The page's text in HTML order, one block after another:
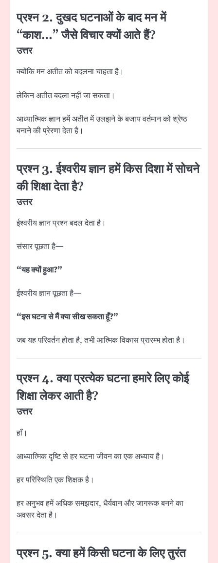
प्रश्न 2. दुखद घटनाओं के बाद मन में
“काश…” जैसे विचार क्यों आते हैं?
उत्तर
क्योंकि मन अतीत को बदलना चाहता है।
लेकिन अतीत बदला नहीं जा सकता।
आध्यात्मिक ज्ञान हमें अतीत में उलझने के बजाय वर्तमान को श्रेष्ठ
बनाने की प्रेरणा देता है।
प्रश्न 3. ईश्वरीय ज्ञान हमें किस दिशा में सोचने
की शिक्षा देता है?
उत्तर
ईश्वरीय ज्ञान प्रश्न बदल देता है।
संसार पूछता है—
“यह क्यों हुआ?”
ईश्वरीय ज्ञान पूछता है—
“इस घटना से मैं क्या सीख सकता हूँ?”
जब यह परिवर्तन होता है, तभी आत्मिक विकास प्रारम्भ होता है।
प्रश्न 4. क्या प्रत्येक घटना हमारे लिए कोई
शिक्षा लेकर आती है?
उत्तर
हाँ।
आध्यात्मिक दृष्टि से हर घटना जीवन का एक अध्याय है।
हर परिस्थिति एक शिक्षक है।
हर अनुभव हमें अधिक समझदार, धैर्यवान और जागरूक बनने का
अवसर देता है।
प्रश्न 5. क्या हमें किसी घटना के लिए तुरंत